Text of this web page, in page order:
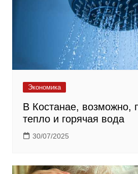
Экономика
В Костанае, возможно,
тепло и горячая вода
30/07/2025